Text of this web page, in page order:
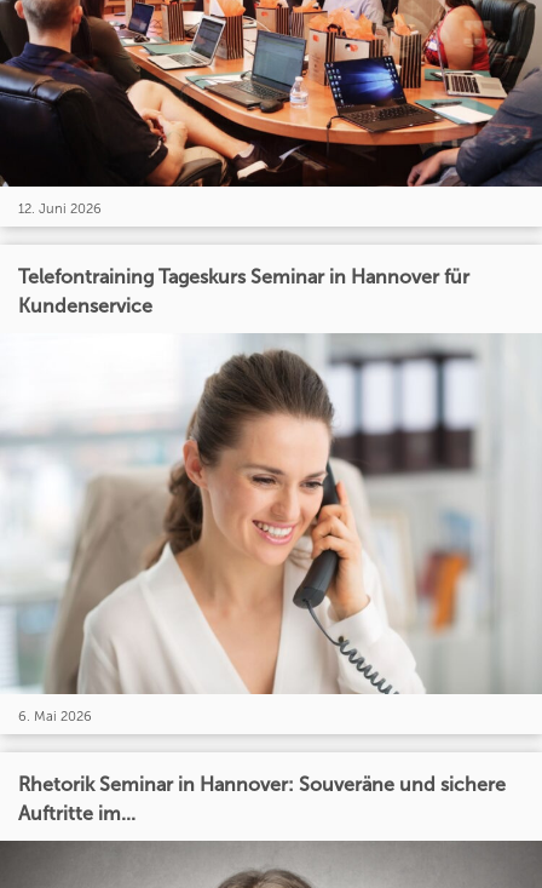
12. Juni 2026
Telefontraining Tageskurs Seminar in Hannover für
Kundenservice
6. Mai 2026
Rhetorik Seminar in Hannover: Souveräne und sichere
Auftritte im...